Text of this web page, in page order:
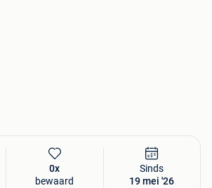
0x
bewaard
Sinds
19 mei '26